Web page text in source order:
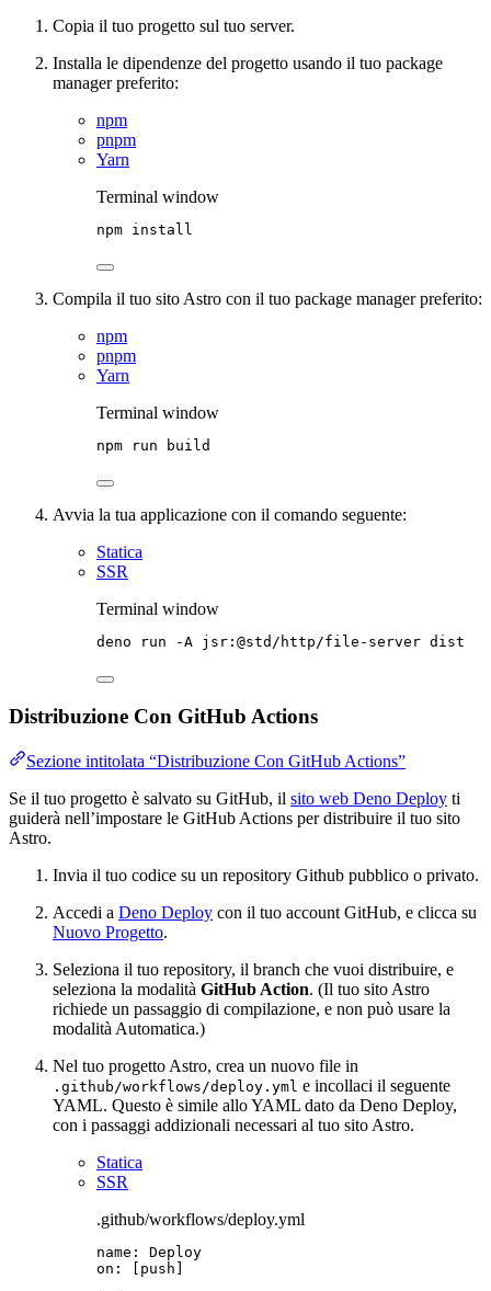
Copia il tuo progetto sul tuo server.
Installa le dipendenze del progetto usando il tuo package
manager preferito:
npm
pnpm
Yarn
Terminal window
npm install
Compila il tuo sito Astro con il tuo package manager preferito:
npm
pnpm
Yarn
Terminal window
npm run build
Avvia la tua applicazione con il comando seguente:
Statica
SSR
Terminal window
deno run -A jsr:@std/http/file-server dist
Distribuzione Con GitHub Actions
Sezione intitolata “Distribuzione Con GitHub Actions”
Se il tuo progetto è salvato su GitHub, il sito web Deno Deploy ti
guiderà nell’impostare le GitHub Actions per distribuire il tuo sito
Astro.
Invia il tuo codice su un repository Github pubblico o privato.
Accedi a Deno Deploy con il tuo account GitHub, e clicca su
Nuovo Progetto.
Seleziona il tuo repository, il branch che vuoi distribuire, e
seleziona la modalità GitHub Action. (Il tuo sito Astro
richiede un passaggio di compilazione, e non può usare la
modalità Automatica.)
Nel tuo progetto Astro, crea un nuovo file in
.github/workflows/deploy.yml e incollaci il seguente
YAML. Questo è simile allo YAML dato da Deno Deploy,
con i passaggi addizionali necessari al tuo sito Astro.
Statica
SSR
.github/workflows/deploy.yml
name : Deploy
on : [ push ]